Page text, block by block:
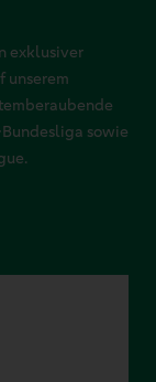
exklusiver
unserem
sowie